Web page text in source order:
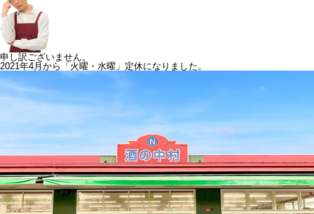
申し訳ございません。
2021年4月から「火曜・水曜」定休になりました。